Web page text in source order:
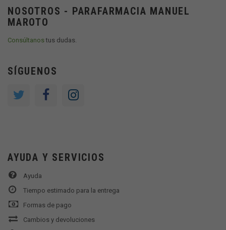
NOSOTROS - PARAFARMACIA MANUEL
MAROTO
Consúltanostus dudas.
SÍGUENOS
AYUDA Y SERVICIOS
Ayuda
Tiempo estimado para la entrega
Formas de pago
Cambios y devoluciones